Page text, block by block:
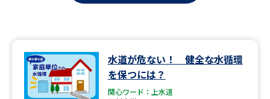
過去問題集
大学・短大以外の資料から請求
水道が危ない！ 健全な水循環
を保つには？
関心ワード：上水道